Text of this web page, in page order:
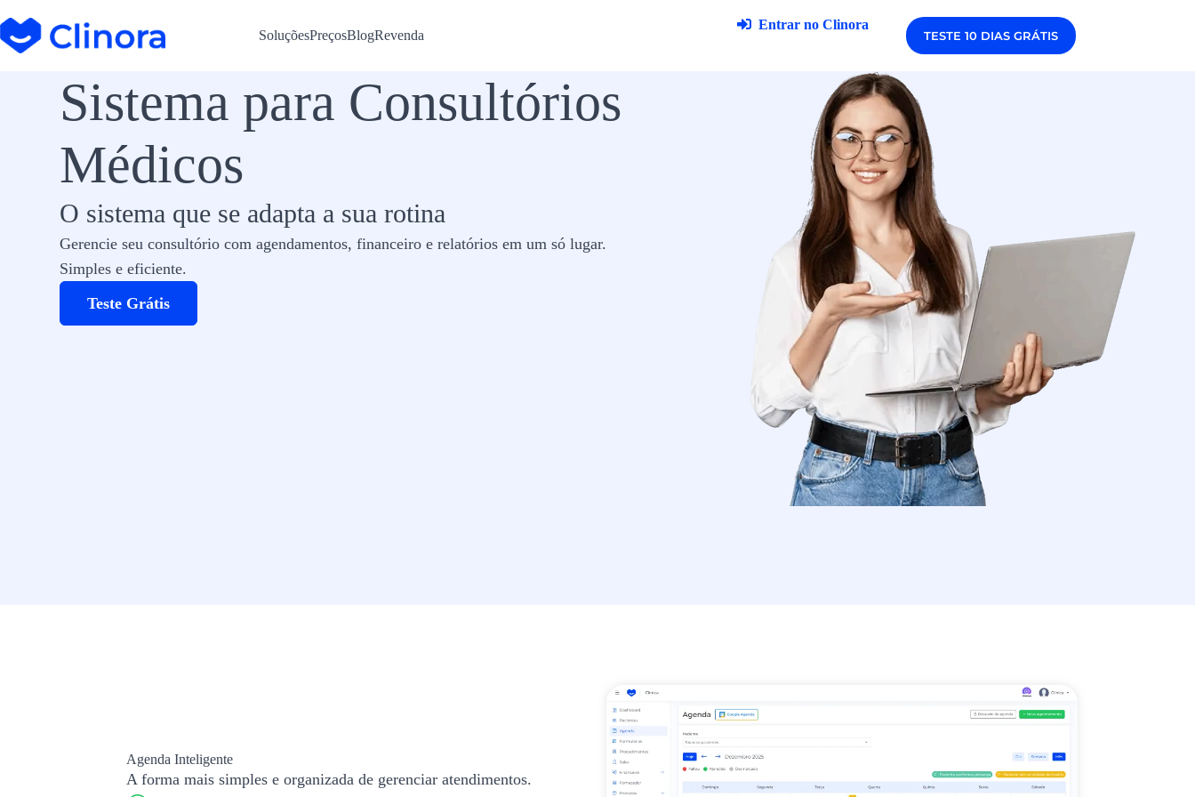
SoluçõesPreçosBlogRevenda
Entrar no Clinora
TESTE 10 DIAS GRÁTIS
Sistema para Consultórios
Médicos
O sistema que se adapta a sua rotina​
Gerencie seu consultório com agendamentos, financeiro e relatórios em um só lugar.
Simples e eficiente.
Teste Grátis
Agenda Inteligente
A forma mais simples e organizada de gerenciar atendimentos.